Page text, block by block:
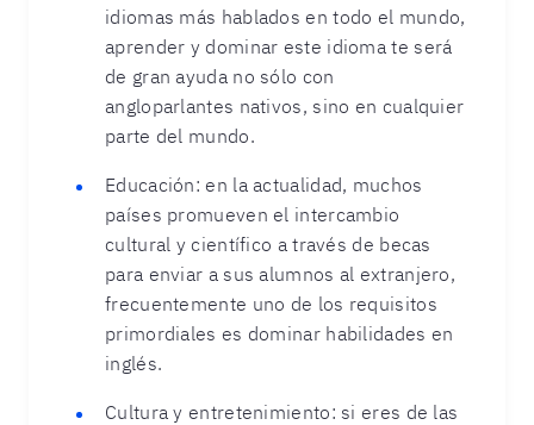
idiomas más hablados en todo el mundo,
aprender y dominar este idioma te será
de gran ayuda no sólo con
angloparlantes nativos, sino en cualquier
parte del mundo.
Educación: en la actualidad, muchos
países promueven el intercambio
cultural y científico a través de becas
para enviar a sus alumnos al extranjero,
frecuentemente uno de los requisitos
primordiales es dominar habilidades en
inglés.
Cultura y entretenimiento: si eres de las